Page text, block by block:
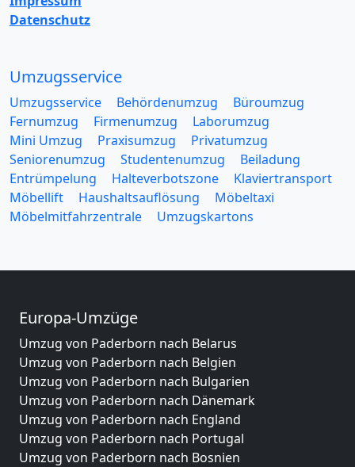
Datenschutz
Umzugsservice
Umzugsservice Behördenumzug
Büroumzug
Fernumzug
Firmenumzug
Laborumzug
Mini Umzug
Praxisumzug
Privatumzug
Seniorenumzug
Studentenumzug
Beiladung
Entrümpelung
Halteverbotszone
Klaviertransport
Möbellift
Haushaltsauflösung
Möbeltaxi
Möbelmitfahrzentrale
Umzugskartons
Europa-Umzüge
Umzug von Paderborn nach Belarus
Umzug von Paderborn nach Belgien
Umzug von Paderborn nach Bulgarien
Umzug von Paderborn nach Dänemark
Umzug von Paderborn nach England
Umzug von Paderborn nach Portugal
Umzug von Paderborn nach Bosnien